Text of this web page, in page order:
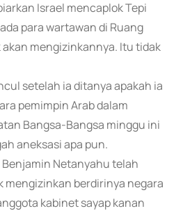
Israel mencaplok Tepi
para wartawan di Ruang
akan mengizinkannya. Itu tidak
setelah ia ditanya apakah ia
pemimpin Arab dalam
Bangsa-Bangsa minggu ini
aneksasi apa pun.
Netanyahu telah
mengizinkan berdirinya negara
kabinet sayap kanan